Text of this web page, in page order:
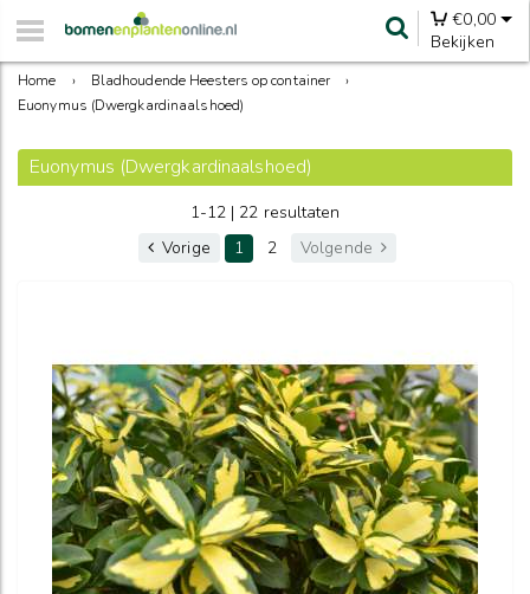
€0,00
Bekijken
Home › Bladhoudende Heesters op container
›
Euonymus (Dwergkardinaalshoed)
Euonymus (Dwergkardinaalshoed)
1-12 | 22 resultaten
Vorige
1 2 Volgende